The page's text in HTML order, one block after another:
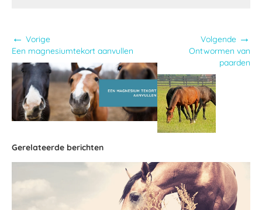
← Vorige
Een magnesiumtekort aanvullen
Volgende →
Ontwormen van
paarden
Gerelateerde berichten